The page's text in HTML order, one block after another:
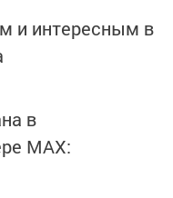
и интересным в
в
MАХ: